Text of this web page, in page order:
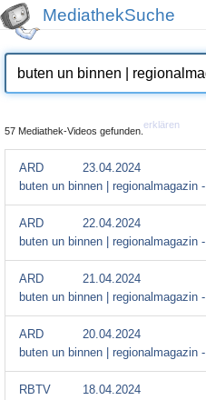
MediathekSuche
57 Mediathek-Videos gefunden.
erklären
ARD
23.04.2024
buten un binnen | regionalmagazin -
ARD
22.04.2024
buten un binnen | regionalmagazin -
ARD
21.04.2024
buten un binnen | regionalmagazin -
ARD
20.04.2024
buten un binnen | regionalmagazin -
RBTV
18.04.2024